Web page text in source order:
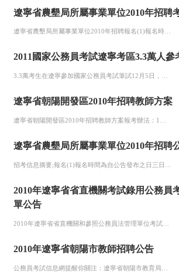
遼寧省農墾局所屬事業單位2010年招聘
2011國家公務員考試遼寧考區3.3萬人參
遼寧省朝陽開發區2010年招聘教師方案
遼寧省農墾局所屬事業單位2010年招聘
2010年遼寧省省直機關考試錄用公務員
單公告
2010年遼寧省省直機關和參照公務員法管理單位考試錄用公務員（工作人員）面試工作于11月22日結束。根據《遼寧省各級機關和參照公務員法管理單位2010年度考試錄用公務員（工作人員）公告根據上述原則，遼寧省委組織部、遼寧省人力資源和社會保障廳、遼寧省公務員局對參加2010年遼寧省省直部門考試錄用公務員（工作人員）面試考生的筆試成績和面試成績進行了合成，現將各招考職位考察和體檢人選名單（見附表）進行公
2010年遼寧省朝陽市教師招聘公告